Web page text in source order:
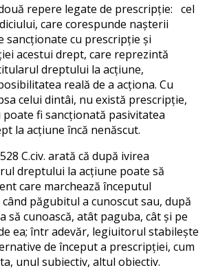
repere legate de prescripţie: cel
care corespunde naşterii
sancţionate cu prescripţie şi
acestui drept, care reprezintă
dreptului la acţiune,
reală de a acţiona. Cu
celui dintâi, nu există prescripţie,
poate fi sancţionată pasivitatea
la acţiune încă nenăscut.
C.civ. arată că după ivirea
dreptului la acţiune poate să
care marchează începutul
păgubitul a cunoscut sau, după
cunoască, atât paguba, cât şi pe
ea; într adevăr, legiuitorul stabileşte
de început a prescripţiei, cum
unul subiectiv, altul obiectiv.